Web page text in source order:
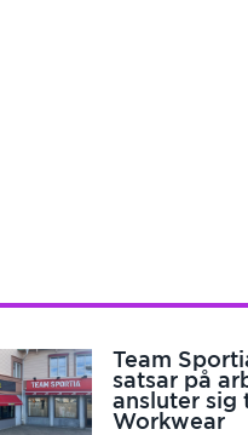
Team
satsar på
ansluter sig
Workwear